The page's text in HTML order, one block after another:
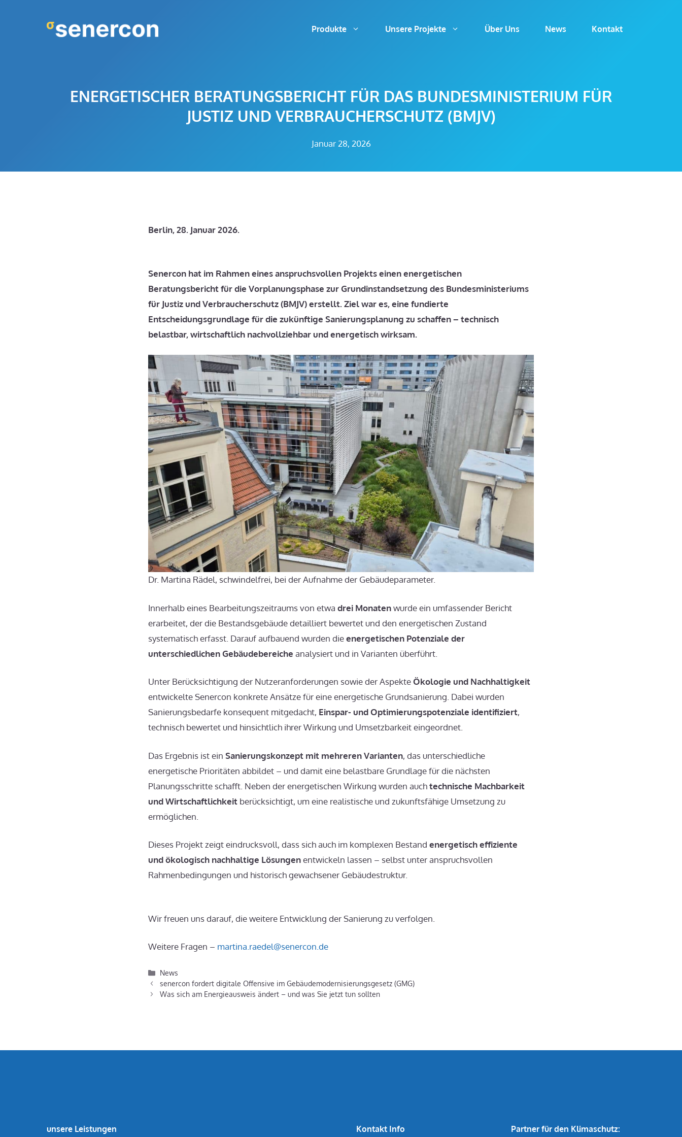
Produkte Unsere Projekte Über Uns News Kontakt
ENERGETISCHER BERATUNGSBERICHT FÜR DAS BUNDESMINISTERIUM FÜR
JUSTIZ UND VERBRAUCHERSCHUTZ (BMJV)
Januar 28, 2026
Berlin, 28. Januar 2026.
Senercon hat im Rahmen eines anspruchsvollen Projekts einenenergetischen
Beratungsbericht für die Vorplanungsphase zur Grundinstandsetzung des Bundesministeriums
für Justiz und Verbraucherschutz (BMJV)erstellt. Ziel war es, eine fundierte
Entscheidungsgrundlage für die zukünftige Sanierungsplanung zu schaffen – technisch
belastbar, wirtschaftlich nachvollziehbar und energetisch wirksam.
Dr. Martina Rädel, schwindelfrei, bei der Aufnahme der Gebäudeparameter.
Innerhalb eines Bearbeitungszeitraums von etwa drei Monatenwurde ein umfassender Bericht
erarbeitet, der die Bestandsgebäude detailliert bewertet und den energetischen Zustand
systematisch erfasst. Darauf aufbauend wurden dieenergetischen Potenziale der
unterschiedlichen Gebäudebereiche analysiert und in Varianten überführt.
Unter Berücksichtigung der Nutzeranforderungen sowie der AspekteÖkologie und Nachhaltigkeit
entwickelte Senercon konkrete Ansätze für eine energetische Grundsanierung. Dabei wurden
Sanierungsbedarfe konsequent mitgedacht, Einspar- und Optimierungspotenziale identifiziert,
technisch bewertet und hinsichtlich ihrer Wirkung und Umsetzbarkeit eingeordnet.
Das Ergebnis ist ein Sanierungskonzept mit mehreren Varianten, das unterschiedliche
energetische Prioritäten abbildet – und damit eine belastbare Grundlage für die nächsten
Planungsschritte schafft. Neben der energetischen Wirkung wurden auchtechnische Machbarkeit
und Wirtschaftlichkeit berücksichtigt, um eine realistische und zukunftsfähige Umsetzung zu
ermöglichen.
Dieses Projekt zeigt eindrucksvoll, dass sich auch im komplexen Bestand energetisch effiziente
und ökologisch nachhaltige Lösungenentwickeln lassen – selbst unter anspruchsvollen
Rahmenbedingungen und historisch gewachsener Gebäudestruktur.
Wir freuen uns darauf, die weitere Entwicklung der Sanierung zu verfolgen.
Weitere Fragen – martina.raedel@senercon.de
Kategorien
News
senercon fordert digitale Offensive im Gebäudemodernisierungsgesetz (GMG)
Was sich am Energieausweis ändert – und was Sie jetzt tun sollten
unsere Leistungen Kontakt Info Partner für den Klimaschutz: